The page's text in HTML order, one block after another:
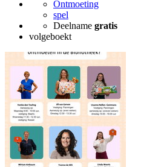
Ontmoeting
spel
Deelname gratis
volgeboekt